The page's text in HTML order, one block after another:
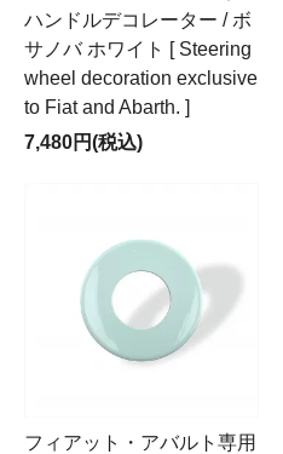
ハンドルデコレーター / ボ
サノバ ホワイト [ Steering
wheel decoration exclusive
to Fiat and Abarth. ]
7,480円(税込)
フィアット・アバルト専用